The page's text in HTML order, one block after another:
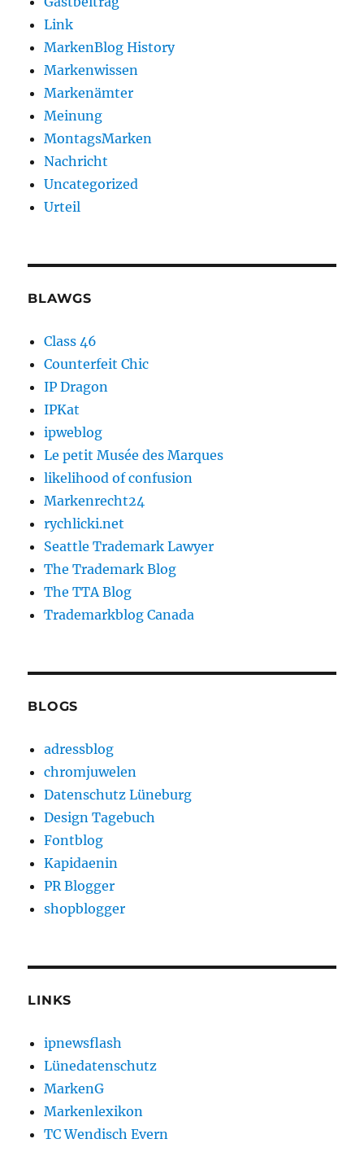
Link
MarkenBlog History
Markenwissen
Markenämter
Meinung
MontagsMarken
Nachricht
Uncategorized
Urteil
BLAWGS
Class 46
Counterfeit Chic
IP Dragon
IPKat
ipweblog
Le petit Musée des Marques
likelihood of confusion
Markenrecht24
rychlicki.net
Seattle Trademark Lawyer
The Trademark Blog
The TTA Blog
Trademarkblog Canada
BLOGS
adressblog
chromjuwelen
Datenschutz Lüneburg
Design Tagebuch
Fontblog
Kapidaenin
PR Blogger
shopblogger
LINKS
ipnewsflash
Lünedatenschutz
MarkenG
Markenlexikon
TC Wendisch Evern